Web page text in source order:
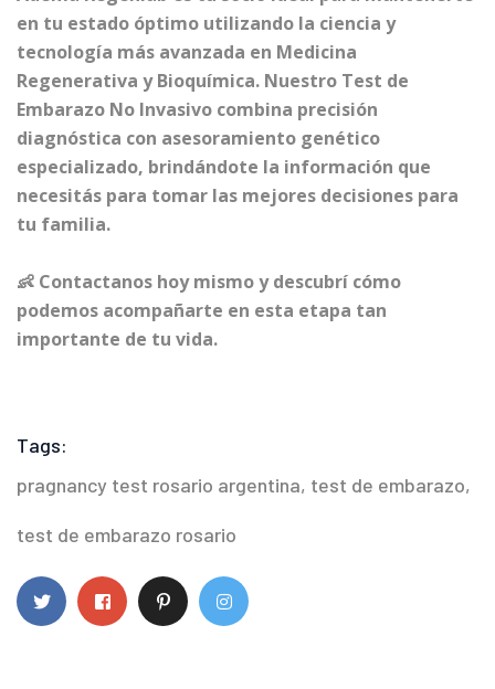
en tu estado óptimo utilizando la ciencia y
tecnología más avanzada en Medicina
Regenerativa y Bioquímica. Nuestro Test de
Embarazo No Invasivo combina precisión
diagnóstica con asesoramiento genético
especializado, brindándote la información que
necesitás para tomar las mejores decisiones para
tu familia.
👶 Contactanos hoy mismo y descubrí cómo
podemos acompañarte en esta etapa tan
importante de tu vida.
Tags:
pragnancy test rosario argentina, test de embarazo,
test de embarazo rosario